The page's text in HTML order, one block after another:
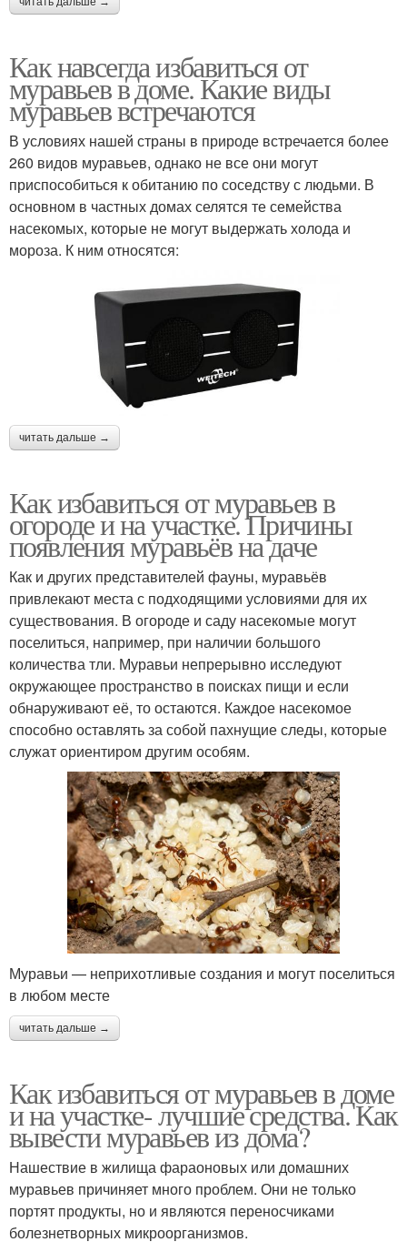
Как навсегда избавиться от
муравьев в доме. Какие виды
муравьев встречаются
В условиях нашей страны в природе встречается более
260 видов муравьев, однако не все они могут
приспособиться к обитанию по соседству с людьми. В
основном в частных домах селятся те семейства
насекомых, которые не могут выдержать холода и
мороза. К ним относятся:
читать дальше →
Как избавиться от муравьев в
огороде и на участке. Причины
появления муравьёв на даче
Как и других представителей фауны, муравьёв
привлекают места с подходящими условиями для их
существования. В огороде и саду насекомые могут
поселиться, например, при наличии большого
количества тли. Муравьи непрерывно исследуют
окружающее пространство в поисках пищи и если
обнаруживают её, то остаются. Каждое насекомое
способно оставлять за собой пахнущие следы, которые
служат ориентиром другим особям.
Муравьи — неприхотливые создания и могут поселиться
в любом месте
читать дальше →
Как избавиться от муравьев в доме
и на участке- лучшие средства. Как
вывести муравьев из дома?
Нашествие в жилища фараоновых или домашних
муравьев причиняет много проблем. Они не только
портят продукты, но и являются переносчиками
болезнетворных микроорганизмов.